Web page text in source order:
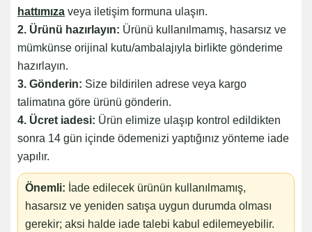
hattımıza veya iletişim formuna ulaşın.
2. Ürünü hazırlayın: Ürünü kullanılmamış, hasarsız ve
mümkünse orijinal kutu/ambalajıyla birlikte gönderime
hazırlayın.
3. Gönderin: Size bildirilen adrese veya kargo
talimatına göre ürünü gönderin.
4. Ücret iadesi: Ürün elimize ulaşıp kontrol edildikten
sonra 14 gün içinde ödemenizi yaptığınız yönteme iade
yapılır.
Önemli: İade edilecek ürünün kullanılmamış,
hasarsız ve yeniden satışa uygun durumda olması
gerekir; aksi halde iade talebi kabul edilemeyebilir.